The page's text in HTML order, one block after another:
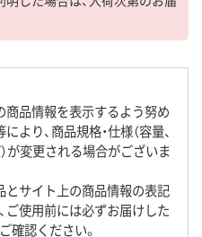
商品情報を表示するよう努め
より、商品規格・仕様（容量、
が変更される場合がございま
とサイト上の商品情報の表記
ご使用前には必ずお届けした
確認ください。